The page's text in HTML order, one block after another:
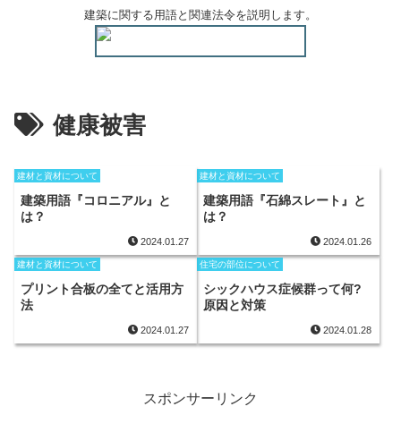
建築に関する用語と関連法令を説明します。
健康被害
建材と資材について
建築用語『コロニアル』と
は？
2024.01.27
建材と資材について
建築用語『石綿スレート』と
は？
2024.01.26
建材と資材について
プリント合板の全てと活用方
法
2024.01.27
住宅の部位について
シックハウス症候群って何?
原因と対策
2024.01.28
スポンサーリンク